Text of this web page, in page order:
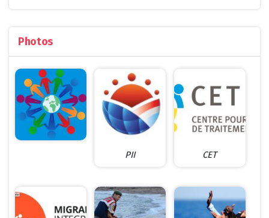
Photos
PII CET